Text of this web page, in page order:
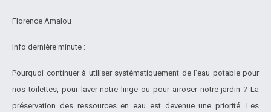
Florence Amalou
Info dernière minute :
Pourquoi continuer à utiliser systématiquement de l’eau potable pour
nos toilettes, pour laver notre linge ou pour arroser notre jardin ? La
préservation des ressources en eau est devenue une priorité. Les